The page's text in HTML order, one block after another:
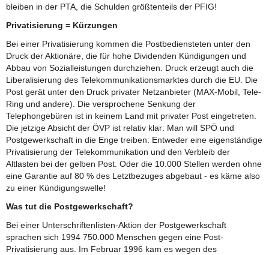
bleiben in der PTA, die Schulden größtenteils der PFIG!
Privatisierung = Kürzungen
Bei einer Privatisierung kommen die Postbediensteten unter den
Druck der Aktionäre, die für hohe Dividenden Kündigungen und
Abbau von Sozialleistungen durchziehen. Druck erzeugt auch die
Liberalisierung des Telekommunikationsmarktes durch die EU. Die
Post gerät unter den Druck privater Netzanbieter (MAX-Mobil, Tele-
Ring und andere). Die versprochene Senkung der
Telephongebüren ist in keinem Land mit privater Post eingetreten.
Die jetzige Absicht der ÖVP ist relativ klar: Man will SPÖ und
Postgewerkschaft in die Enge treiben: Entweder eine eigenständige
Privatisierung der Telekommunikation und den Verbleib der
Altlasten bei der gelben Post. Oder die 10.000 Stellen werden ohne
eine Garantie auf 80 % des Letztbezuges abgebaut - es käme also
zu einer Kündigungswelle!
Was tut die Postgewerkschaft?
Bei einer Unterschriftenlisten-Aktion der Postgewerkschaft
sprachen sich 1994 750.000 Menschen gegen eine Post-
Privatisierung aus. Im Februar 1996 kam es wegen des